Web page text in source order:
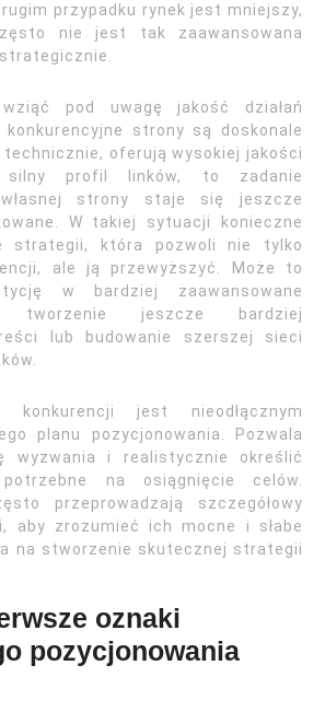
przypadku rynek jest mniejszy,
nie jest tak zaawansowana
pod uwagę jakość działań
konkurencyjne strony są doskonale
oferują wysokiej jakości
profil linków, to zadanie
własnej strony staje się jeszcze
W takiej sytuacji konieczne
strategii, która pozwoli nie tylko
ale ją przewyższyć. Może to
w bardziej zaawansowane
tworzenie jeszcze bardziej
lub budowanie szerszej sieci
konkurencji jest nieodłącznym
planu pozycjonowania. Pozwala
wyzwania i realistycznie określić
na osiągnięcie celów.
przeprowadzają szczegółowy
aby zrozumieć ich mocne i słabe
na stworzenie skutecznej strategii
oznaki
pozycjonowania